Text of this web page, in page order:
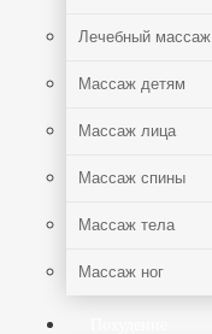
Лечебный массаж
Массаж детям
Массаж лица
Массаж спины
Массаж тела
Массаж ног